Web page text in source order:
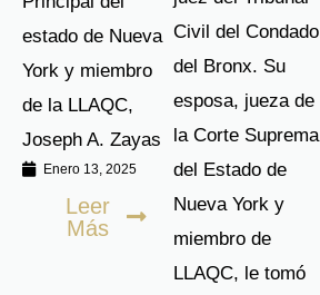
estado de Nueva
York y miembro
de la LLAQC,
Joseph A. Zayas
Enero 13, 2025
Leer
Más
Civil del Condado
del Bronx. Su
esposa, jueza de
la Corte Suprema
del Estado de
Nueva York y
miembro de
LLAQC, le tomó